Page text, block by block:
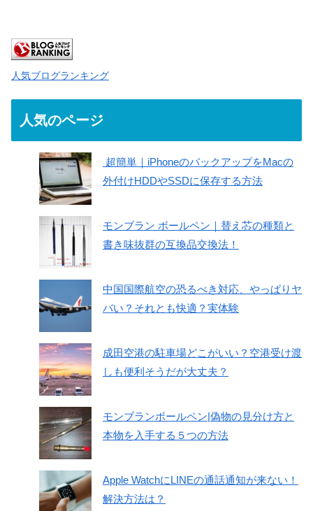
人気ブログランキング
人気のページ
超簡単｜iPhoneのバックアップをMacの
外付けHDDやSSDに保存する方法
モンブラン ボールペン｜替え芯の種類と
書き味抜群の互換品交換法！
中国国際航空の恐るべき対応、やっぱりヤ
バい？それとも快適？実体験
成田空港の駐車場どこがいい？空港受け渡
しも便利そうだが大丈夫？
モンブランボールペン|偽物の見分け方と
本物を入手する５つの方法
Apple WatchにLINEの通話通知が来ない！
解決方法は？